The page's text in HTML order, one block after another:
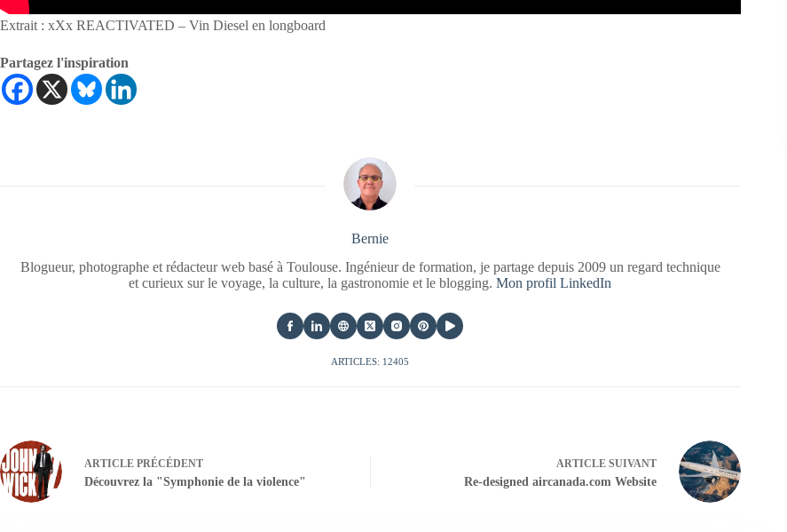
Extrait : xXx REACTIVATED – Vin Diesel en longboard
Partagez l'inspiration
Bernie
Blogueur, photographe et rédacteur web basé à Toulouse. Ingénieur de formation, je partage depuis 2009 un regard technique
et curieux sur le voyage, la culture, la gastronomie et le blogging.Mon profil LinkedIn
ARTICLES: 12405
ARTICLE PRÉCÉDENT
Découvrez la "Symphonie de la violence"
ARTICLESUIVANT
Re-designed aircanada.com Website